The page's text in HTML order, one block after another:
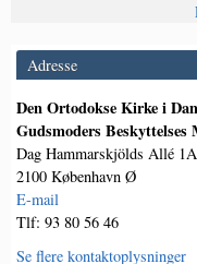
Adresse
Den Ortodokse Kirke i
Gudsmoders Beskyttelses
Dag Hammarskjölds Allé
2100 København Ø
E-mail
Tlf: 93 80 56 46
Se flere kontaktoplysninger